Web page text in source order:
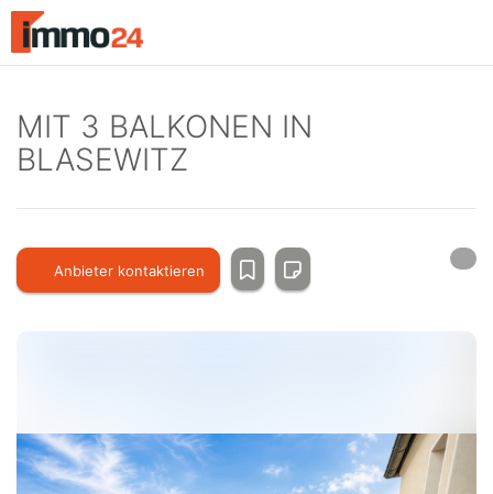
Accessibility
Modus
zum
Inhalt
MIT 3 BALKONEN IN
BLASEWITZ
Anbieter kontaktieren